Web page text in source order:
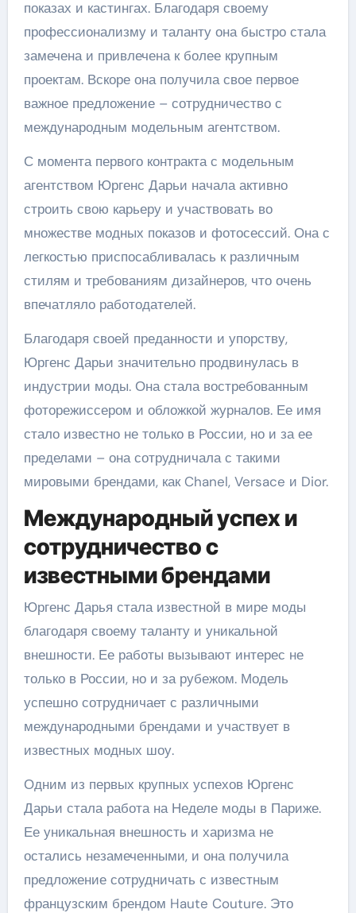
показах и кастингах. Благодаря своему
профессионализму и таланту она быстро стала
замечена и привлечена к более крупным
проектам. Вскоре она получила свое первое
важное предложение – сотрудничество с
международным модельным агентством.
С момента первого контракта с модельным
агентством Юргенс Дарьи начала активно
строить свою карьеру и участвовать во
множестве модных показов и фотосессий. Она с
легкостью приспосабливалась к различным
стилям и требованиям дизайнеров, что очень
впечатляло работодателей.
Благодаря своей преданности и упорству,
Юргенс Дарьи значительно продвинулась в
индустрии моды. Она стала востребованным
фоторежиссером и обложкой журналов. Ее имя
стало известно не только в России, но и за ее
пределами – она сотрудничала с такими
мировыми брендами, как Chanel, Versace и Dior.
Международный успех и
сотрудничество с
известными брендами
Юргенс Дарья стала известной в мире моды
благодаря своему таланту и уникальной
внешности. Ее работы вызывают интерес не
только в России, но и за рубежом. Модель
успешно сотрудничает с различными
международными брендами и участвует в
известных модных шоу.
Одним из первых крупных успехов Юргенс
Дарьи стала работа на Неделе моды в Париже.
Ее уникальная внешность и харизма не
остались незамеченными, и она получила
предложение сотрудничать с известным
французским брендом Haute Couture. Это